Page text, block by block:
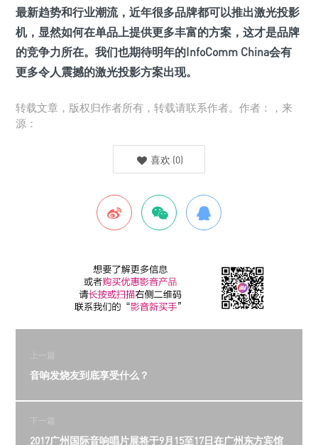
最新趋势和行业潮流，近年很多品牌都可以推出激光投影
机，显然如何在单品上提供更多丰富的方案，这才是品牌
的竞争力所在。我们也期待明年的InfoComm China会有
更多令人震撼的激光投影方案出现。
转载文章，版权归作者所有，转载请联系作者。作者：，来
源：
喜欢 (0)
上一篇
音响发烧友到底享受什么？
下一篇
2017广州国际音响唱片展将于9月15至17日在广州东方宾馆